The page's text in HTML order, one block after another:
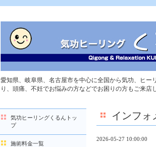
愛知県、岐阜県、名古屋市を中心に全国から気功、ヒー
り、頭痛、不妊でお悩みの方などでお困りの方もご来店
インフォ
2026-05-27 10:00:00
気功ヒーリングくるんトッ
プ
施術料金一覧